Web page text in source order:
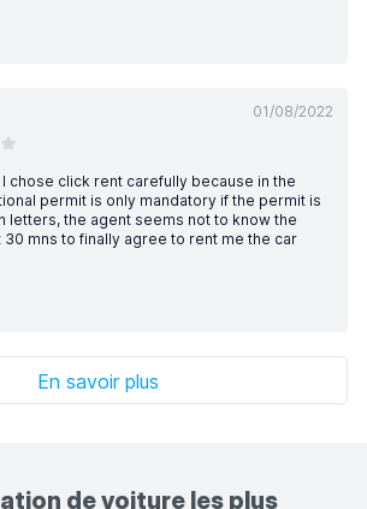
01/08/2022
chose click rent carefully because in the
permit is only mandatory if the permit is
letters, the agent seems not to know the
30 mns to finally agree to rent me the car
En savoir plus
de voiture les plus